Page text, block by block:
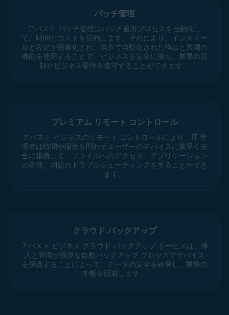
パッチ管理
アバスト パッチ管理はパッチ適用プロセスを自動化し
て、時間とコストを節約します。それにより、インストー
ルと設定が簡素化され、強力で自動化された検出と展開の
機能を使用することで、ビジネスを安全に保ち、業界の規
制やビジネス要件を遵守することができます。
プレミアム リモート コントロール
アバスト ビジネスのリモート コントロールにより、IT 管
理者は時間や場所を問わずユーザーのデバイスに素早く安
全に接続して、ファイルへのアクセス、アプリケーション
の管理、問題のトラブルシューティングをすることができ
ます。
クラウド バックアップ
アバスト ビジネス クラウド バックアップ サービスは、導
入と管理が簡単な自動バックアップ プロセスでデバイス
を保護することによって、データの安全を確保し、業務の
中断を回避します。